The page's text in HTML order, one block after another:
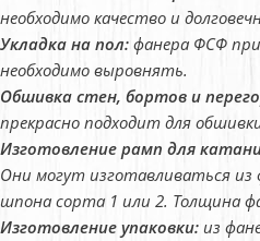
необходимо качество и
Укладка на пол: фанера ФСФ
необходимо выровнять.
Обшивка стен, бортов и
прекрасно подходит для
Изготовление рамп для
Они могут изготавливаться
шпона сорта 1 или 2. Толщина
Изготовление упаковки: из